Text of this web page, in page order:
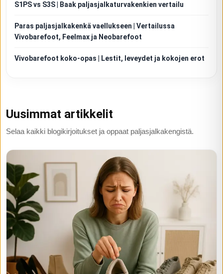
S1PS vs S3S | Baak paljasjalkaturvakenkien vertailu
Paras paljasjalkakenkä vaellukseen | Vertailussa
Vivobarefoot, Feelmax ja Neobarefoot
Vivobarefoot koko-opas | Lestit, leveydet ja kokojen erot
Uusimmat artikkelit
Selaa kaikki blogikirjoitukset ja oppaat paljasjalkakengistä.